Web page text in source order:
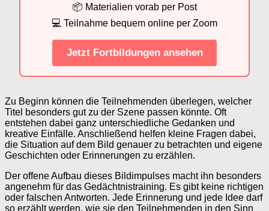
📦 Materialien vorab per Post
💻 Teilnahme bequem online per Zoom
Jetzt Fortbildungen ansehen
Zu Beginn können die Teilnehmenden überlegen, welcher
Titel besonders gut zu der Szene passen könnte. Oft
entstehen dabei ganz unterschiedliche Gedanken und
kreative Einfälle. Anschließend helfen kleine Fragen dabei,
die Situation auf dem Bild genauer zu betrachten und eigene
Geschichten oder Erinnerungen zu erzählen.
Der offene Aufbau dieses Bildimpulses macht ihn besonders
angenehm für das Gedächtnistraining. Es gibt keine richtigen
oder falschen Antworten. Jede Erinnerung und jede Idee darf
so erzählt werden, wie sie den Teilnehmenden in den Sinn